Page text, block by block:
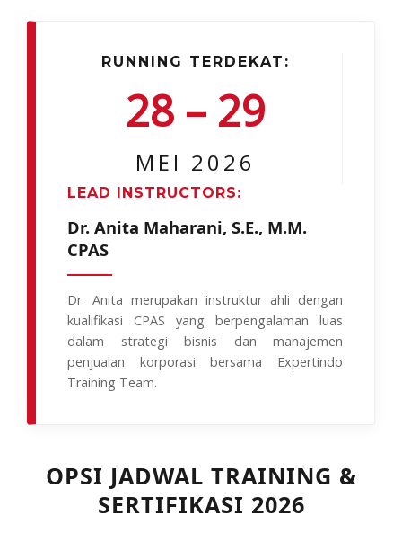
RUNNING TERDEKAT:
28 – 29
MEI 2026
LEAD INSTRUCTORS:
Dr. Anita Maharani, S.E., M.M.
CPAS
Dr. Anita merupakan instruktur ahli dengan
kualifikasi CPAS yang berpengalaman luas
dalam strategi bisnis dan manajemen
penjualan korporasi bersama Expertindo
Training Team.
OPSI JADWAL TRAINING &
SERTIFIKASI 2026